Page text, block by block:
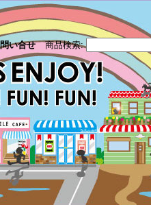
い合せ 商品検索: